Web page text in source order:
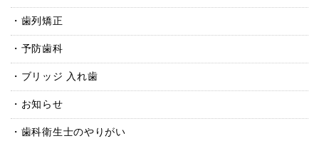
歯列矯正
予防歯科
ブリッジ 入れ歯
お知らせ
歯科衛生士のやりがい